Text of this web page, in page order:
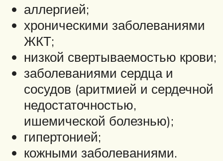
аллергией;
хроническими заболеваниями
ЖКТ;
низкой свертываемостью крови;
заболеваниями сердца и
сосудов (аритмией и сердечной
недостаточностью,
ишемической болезнью);
гипертонией;
кожными заболеваниями.